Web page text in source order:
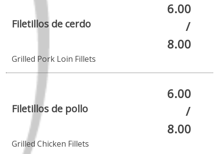
Filetillos de cerdo
6.00
/
8.00
Grilled Pork Loin Fillets
Filetillos de pollo
6.00
/
8.00
Grilled Chicken Fillets